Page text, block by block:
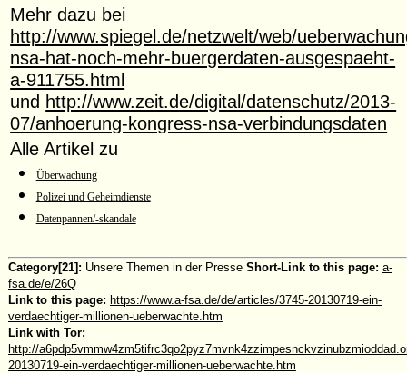
Mehr dazu bei
http://www.spiegel.de/netzwelt/web/
nsa-hat-noch-mehr-buergerdaten-ausgespaeht-
a-911755.html
und http://www.zeit.de/digital/datenschutz/2013-
07/anhoerung-kongress-nsa-verbindungsdaten
Alle Artikel zu
Überwachung
Polizei und Geheimdienste
Datenpannen/-skandale
Category[21]: Unsere Themen in der Presse Short-Link to this page: a-
fsa.de/e/26Q
Link to this page: https://www.a-fsa.de/de/articles/3745-20130719-ein-
verdaechtiger-millionen-ueberwachte.htm
Link with Tor:
http://
20130719-ein-verdaechtiger-millionen-ueberwachte.htm